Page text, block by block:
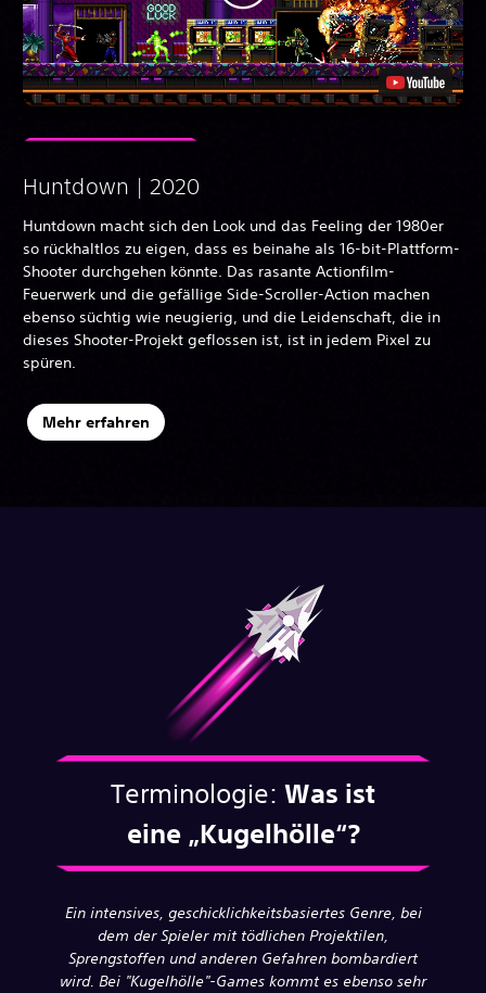
Huntdown | 2020
Huntdown macht sich den Look und das Feeling der 1980er
so rückhaltlos zu eigen, dass es beinahe als 16-bit-Plattform-
Shooter durchgehen könnte. Das rasante Actionfilm-
Feuerwerk und die gefällige Side-Scroller-Action machen
ebenso süchtig wie neugierig, und die Leidenschaft, die in
dieses Shooter-Projekt geflossen ist, ist in jedem Pixel zu
spüren.
Mehr erfahren
Terminologie: Was ist
eine„Kugelhölle“?
Ein intensives, geschicklichkeitsbasiertes Genre, bei
dem der Spieler mit tödlichen Projektilen,
Sprengstoffen und anderen Gefahren bombardiert
wird. Bei "Kugelhölle"-Games kommt es ebenso sehr